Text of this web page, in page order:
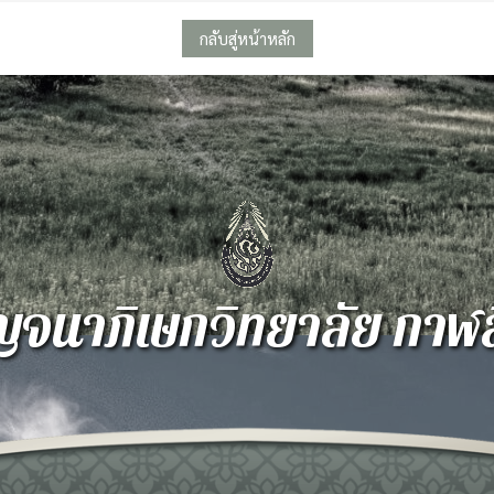
กลับสู่หน้าหลัก
นาภิเษกวิทยาลัย กา